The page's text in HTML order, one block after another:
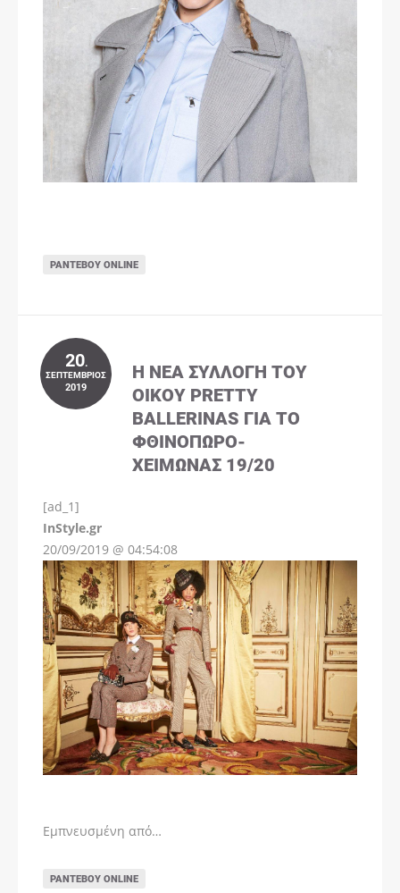
ΡΑΝΤΕΒΟΎ ONLINE
20.
ΣΕΠΤΈΜΒΡΙΟΣ
2019
Η ΝΈΑ ΣΥΛΛΟΓΉ ΤΟΥ
ΟΊΚΟΥ PRETTY
BALLERINAS ΓΙΑ ΤΟ
ΦΘΙΝΌΠΩΡΟ-
ΧΕΙΜΏΝΑΣ 19/20
[ad_1]
InStyle.gr
20/09/2019 @ 04:54:08
Εμπνευσμένη από…
ΡΑΝΤΕΒΟΎ ONLINE